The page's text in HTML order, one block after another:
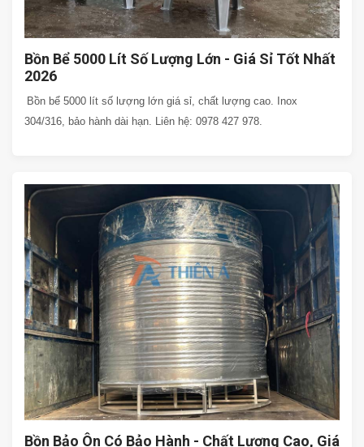
Bồn Bể 5000 Lít Số Lượng Lớn - Giá Sỉ Tốt Nhất
2026
Bồn bể 5000 lít số lượng lớn giá sỉ, chất lượng cao. Inox
304/316, bảo hành dài hạn. Liên hệ: 0978 427 978.
Bồn Bảo Ôn Có Bảo Hành - Chất Lượng Cao, Giá